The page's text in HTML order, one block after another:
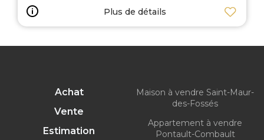
Plus de détails
Achat
Vente
Estimation
Maison à vendre Saint-Maur-
des-Fossés
Appartement à vendre
Pontault-Combault